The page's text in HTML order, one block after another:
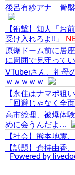
後呂有紗アナ 骨盤
【衝撃】知人「お
受け入れろよ!!」
原爆ドーム前に居
に周囲で見守って
VTuberさん、祖母
ｗｗｗｗｗ
【永住はナマポ狙
「回避じゃなく全
高市総理、被爆体
めに会うんだよ…
【社会】熊本地震
【話題】倉持由香
Powered by